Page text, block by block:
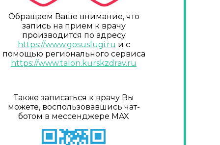
Обращаем Ваше внимание, что
запись на прием к врачу
производится по адресу
https://www.gosuslugi.ru и с
помощью регионального сервиса
https://www.talon.kurskzdrav.ru
Также записаться к врачу Вы
можете, воспользовавшись чат-
ботом в мессенджере MAX